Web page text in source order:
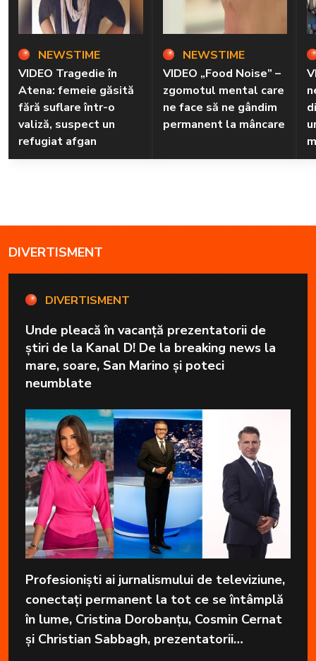
NEWSTIME
VIDEO Tragedie în
Atena: femeie găsită
fără suflare într-o
valiză, suspect un
refugiat afgan
NEWSTIME
VIDEO „Food Noise” –
zgomotul mental care
ne face să ne gândim
permanent la mâncare
DIVERTISMENT
DIVERTISMENT
Unde pleacă în vacanță prezentatorii de
știri de la Kanal D! De la breaking news la
mare, soare, San Marino și poteci
neumblate
Profesioniști ai jurnalismului de televiziune,
conectați permanent la tot ce se întâmplă
în lume, Cristina Dorobanțu, Cosmin Cernat
și Christian Sabbagh, prezentatorii